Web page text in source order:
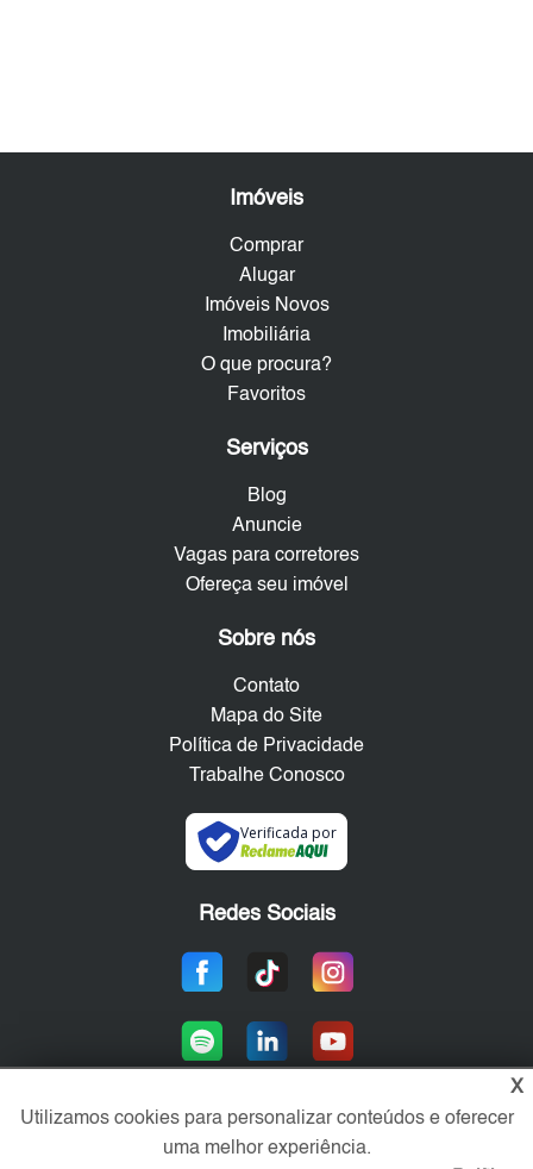
Imóveis
Comprar
Alugar
Imóveis Novos
Imobiliária
O que procura?
Favoritos
Serviços
Blog
Anuncie
Vagas para corretores
Ofereça seu imóvel
Sobre nós
Contato
Mapa do Site
Política de Privacidade
Trabalhe Conosco
Verificada por
Redes Sociais
Área exclusiva aos anunciantes,
X
Utilizamos cookies para personalizar conteúdos e oferecer
uma melhor experiência.